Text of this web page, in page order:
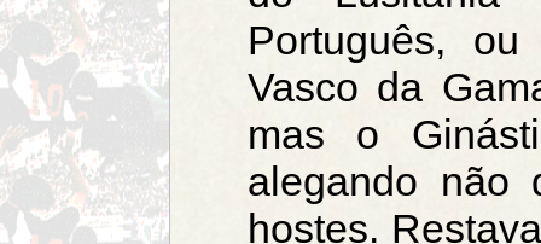
Português,
Vasco da
mas o
alegando não
hostes.